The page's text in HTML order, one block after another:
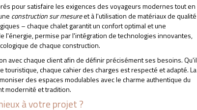
pour satisfaire les exigences des voyageurs modernes tout en
construction sur mesureet à l'utilisation de matériaux de qualité
– chaque chalet garantit un confort optimal et une
l'énergie, permise par l'intégration de technologies innovantes,
de chaque construction.
avec chaque client afin de définir précisément ses besoins. Qu'il
chaque cahier des charges est respecté et adapté. La
des espaces modulables avec le charme authentique du
modernité et tradition.
à votre projet ?